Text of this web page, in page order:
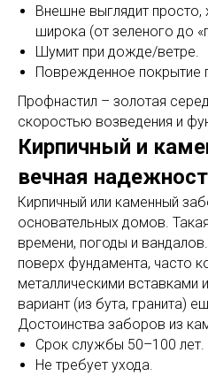
Внешне выглядит
широка (от зеленого до
Шумит при дожде/ветре.
Поврежденное покрытие
Профнастил – золотая
скоростью возведения и
Кирпичный и
вечная
Кирпичный или каменный
основательных домов.
времени, погоды и
поверх фундамента, часто
металлическими вставками
вариант (из бута, гранита)
Достоинства заборов из
Срок службы 50–100 лет.
Не требует ухода.